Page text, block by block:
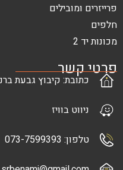
קיבוץ גבעת ברנר, בסמוך